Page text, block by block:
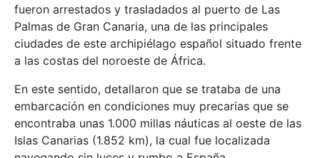
fueron arrestados y trasladados al puerto de Las
Palmas de Gran Canaria, una de las principales
ciudades de este archipiélago español situado frente
a las costas del noroeste de África.
En este sentido, detallaron que se trataba de una
embarcación en condiciones muy precarias que se
encontraba unas 1.000 millas náuticas al oeste de las
Islas Canarias (1.852 km), la cual fue localizada